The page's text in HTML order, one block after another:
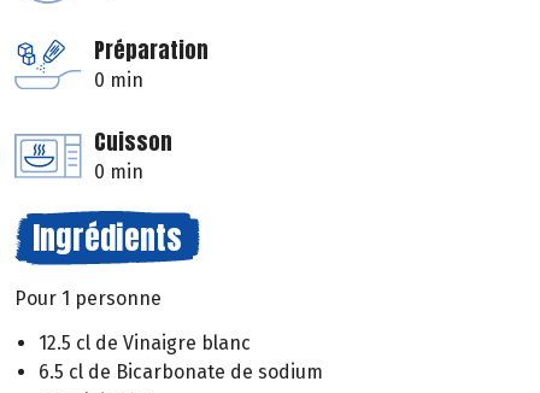
Préparation
0 min
Cuisson
0 min
Ingrédients
Pour 1 personne
12.5 cl de Vinaigre blanc
6.5 cl de Bicarbonate de sodium